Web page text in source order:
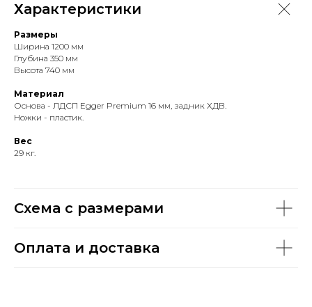
Характеристики
Размеры
Ширина 1200 мм
Глубина 350 мм
Высота 740 мм
Материал
Основа - ЛДСП Egger Premium 16 мм, задник ХДВ.
Ножки - пластик.
Вес
29 кг.
Схема с размерами
Оплата и доставка